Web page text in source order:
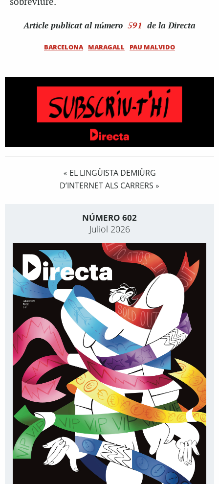
sobreviure.
Article publicat al número 591 de la Directa
BARCELONA MARAGALL PAU MALVIDO
« EL LINGÜISTA DEMIÜRG
D’INTERNET ALS CARRERS »
NÚMERO 602
Juliol 2026